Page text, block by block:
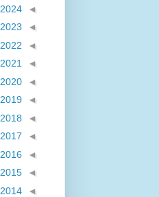
◄
2024
◄
2023
◄
2022
◄
2021
◄
2020
◄
2019
◄
2018
◄
2017
◄
2016
◄
2015
◄
2014